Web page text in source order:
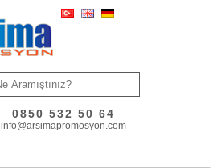
0850 532 50 64
info@arsimapromosyon.com